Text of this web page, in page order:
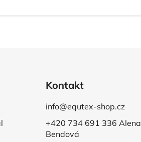
Kontakt
info@equtex-shop.cz
+420 734 691 336 Alena
Bendová